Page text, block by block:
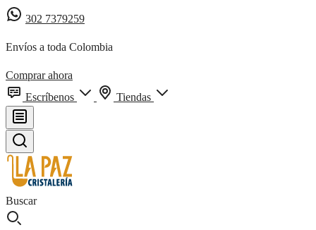
302 7379259
Envíos a toda Colombia
Comprar ahora
Escríbenos
Tiendas
Buscar